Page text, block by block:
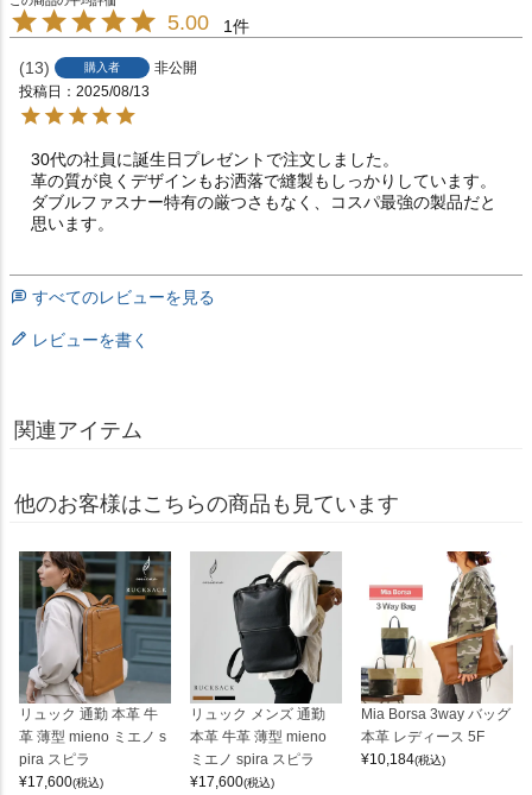
5.00 1
13 購入者
非公開
投稿日
2025/08/13
30代の社員に誕生日プレゼントで注文しました。
革の質が良くデザインもお洒落で縫製もしっかりしています。
ダブルファスナー特有の厳つさもなく、コスパ最強の製品だと
思います。
すべてのレビューを見る
レビューを書く
関連アイテム
他のお客様はこちらの商品も見ています
リュック 通勤 本革 牛
革 薄型 mieno ミエノ s
pira スピラ
¥17,600(税込)
リュック メンズ 通勤
本革 牛革 薄型 mieno
ミエノ spira スピラ
¥17,600(税込)
Mia Borsa 3way バッグ
本革 レディース 5F
¥10,184(税込)